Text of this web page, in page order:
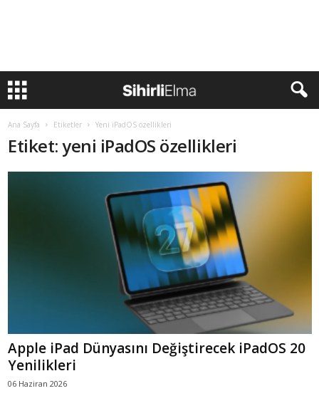
Ana Sayfa Etiketler Yeni iPadOS özellikleri
Etiket: yeni iPadOS özellikleri
Apple iPad Dünyasını Değiştirecek iPadOS 20
Yenilikleri
06 Haziran 2026